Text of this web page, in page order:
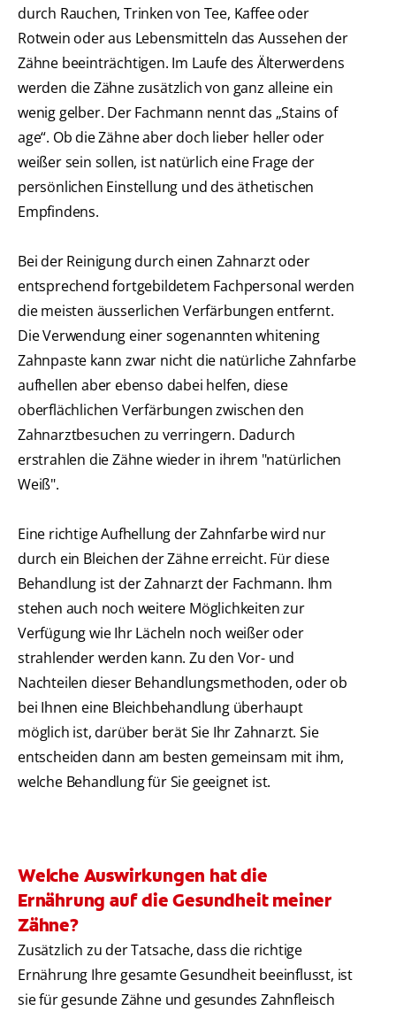
durch Rauchen, Trinken von Tee, Kaffee oder
Rotwein oder aus Lebensmitteln das Aussehen der
Zähne beeinträchtigen. Im Laufe des Älterwerdens
werden die Zähne zusätzlich von ganz alleine ein
wenig gelber. Der Fachmann nennt das „Stains of
age“. Ob die Zähne aber doch lieber heller oder
weißer sein sollen, ist natürlich eine Frage der
persönlichen Einstellung und des äthetischen
Empfindens.
Bei der Reinigung durch einen Zahnarzt oder
entsprechend fortgebildetem Fachpersonal werden
die meisten äusserlichen Verfärbungen entfernt.
Die Verwendung einer sogenannten whitening
Zahnpaste kann zwar nicht die natürliche Zahnfarbe
aufhellen aber ebenso dabei helfen, diese
oberflächlichen Verfärbungen zwischen den
Zahnarztbesuchen zu verringern. Dadurch
erstrahlen die Zähne wieder in ihrem "natürlichen
Weiß".
Eine richtige Aufhellung der Zahnfarbe wird nur
durch ein Bleichen der Zähne erreicht. Für diese
Behandlung ist der Zahnarzt der Fachmann. Ihm
stehen auch noch weitere Möglichkeiten zur
Verfügung wie Ihr Lächeln noch weißer oder
strahlender werden kann. Zu den Vor- und
Nachteilen dieser Behandlungsmethoden, oder ob
bei Ihnen eine Bleichbehandlung überhaupt
möglich ist, darüber berät Sie Ihr Zahnarzt. Sie
entscheiden dann am besten gemeinsam mit ihm,
welche Behandlung für Sie geeignet ist.
Welche Auswirkungen hat die
Ernährung auf die Gesundheit meiner
Zähne?
Zusätzlich zu der Tatsache, dass die richtige
Ernährung Ihre gesamte Gesundheit beeinflusst, ist
sie für gesunde Zähne und gesundes Zahnfleisch